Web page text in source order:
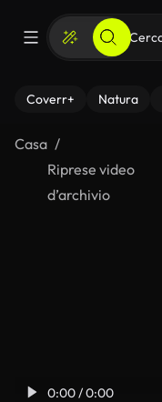
Coverr+ Natura
Casa
Riprese video
d’archivio
0:00 / 0:00